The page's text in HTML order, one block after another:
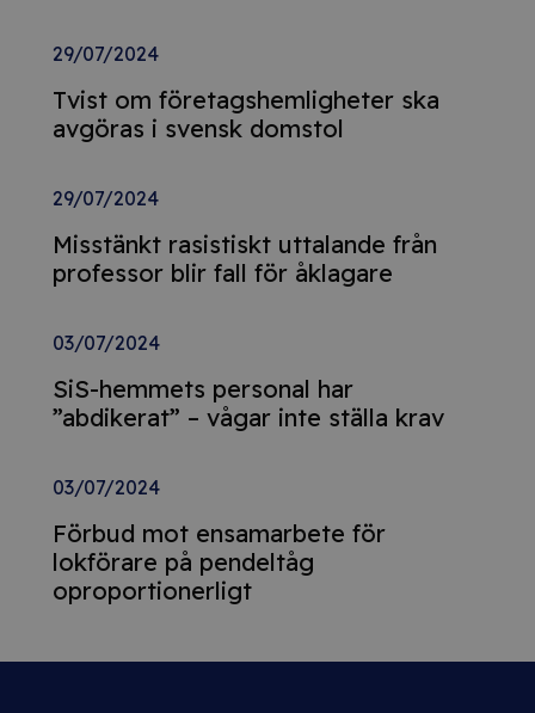
29/07/2024
Tvist om företagshemligheter ska
avgöras i svensk domstol
29/07/2024
Misstänkt rasistiskt uttalande från
professor blir fall för åklagare
03/07/2024
SiS-hemmets personal har
”abdikerat” – vågar inte ställa krav
03/07/2024
Förbud mot ensamarbete för
lokförare på pendeltåg
oproportionerligt